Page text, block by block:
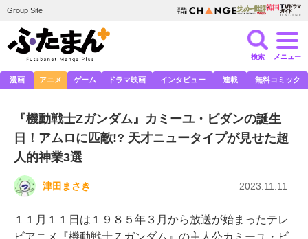
Group Site
検索 メニュー
漫画 アニメ ゲーム ドラマ映画 インタビュー 連載 無料コミック
『機動戦士Zガンダム』カミーユ・ビダンの誕生
日！アムロに匹敵!? 天才ニュータイプが見せた超
人的神業3選
津田まさき 2023.11.11
１１月１１日は１９８５年３月から放送が始まったテレ